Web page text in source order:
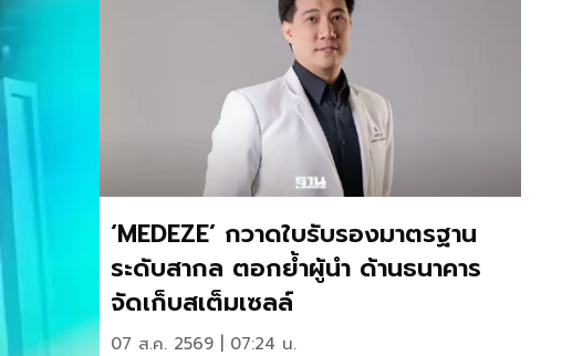
‘MEDEZE’ กวาดใบรับรองมาตรฐาน
ระดับสากล ตอกย้ำผู้นำ ด้านธนาคาร
จัดเก็บสเต็มเซลล์
07 ส.ค. 2569 | 07:24 น.